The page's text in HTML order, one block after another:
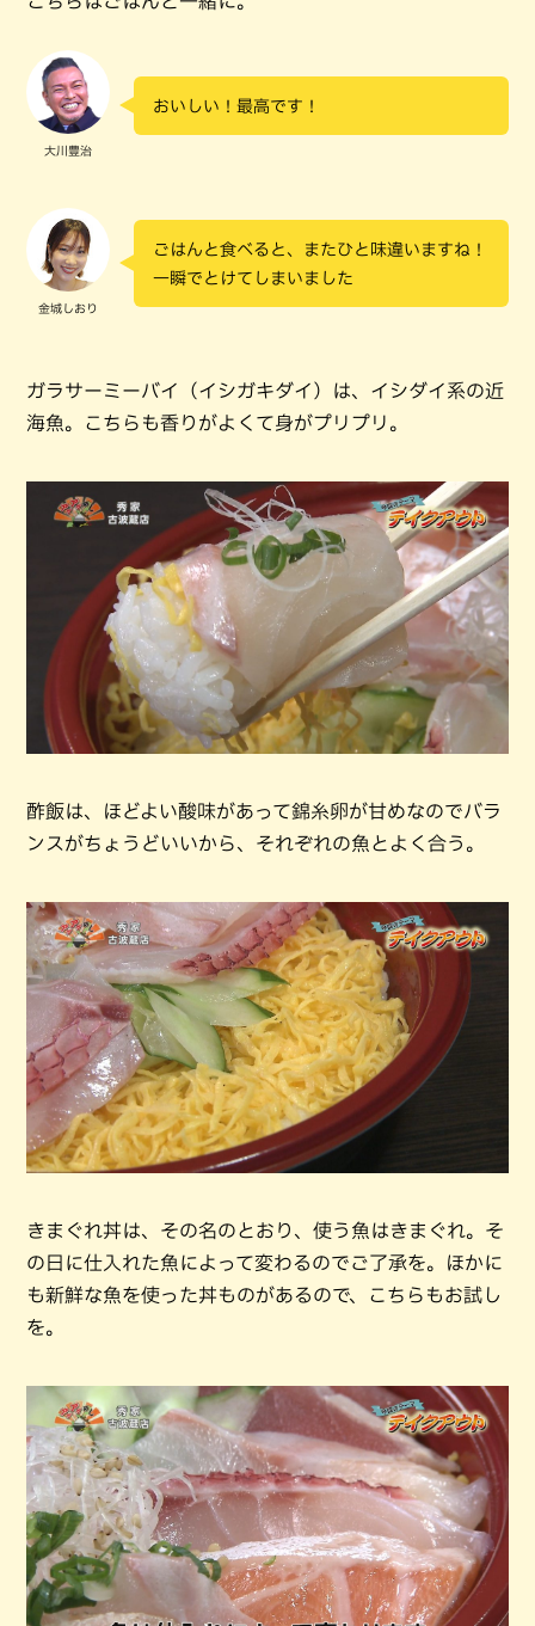
大川豊治
おいしい！最高です！
金城しおり
ごはんと食べると、またひと味違いますね！
一瞬でとけてしまいました
ガラサーミーバイ（イシガキダイ）は、イシダイ系の近
海魚。こちらも香りがよくて身がプリプリ。
酢飯は、ほどよい酸味があって錦糸卵が甘めなのでバラ
ンスがちょうどいいから、それぞれの魚とよく合う。
きまぐれ丼は、その名のとおり、使う魚はきまぐれ。そ
の日に仕入れた魚によって変わるのでご了承を。ほかに
も新鮮な魚を使った丼ものがあるので、こちらもお試し
を。